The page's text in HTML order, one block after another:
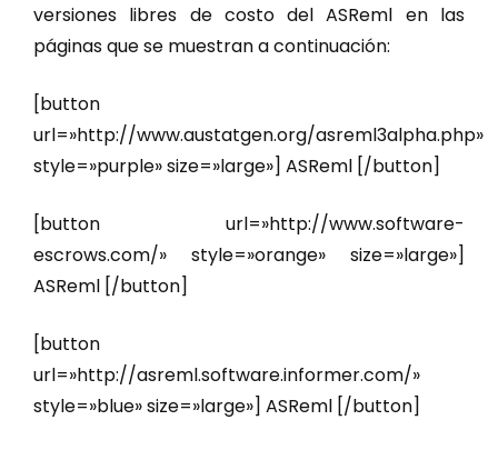
versiones libres de costo del ASReml en las
páginas que se muestran a continuación:
[button
url=»http://www.austatgen.org/asreml3alpha.php»
style=»purple» size=»large»] ASReml [/button]
[button url=»http://www.software-
escrows.com/» style=»orange» size=»large»]
ASReml [/button]
[button
url=»http://asreml.software.informer.com/»
style=»blue» size=»large»] ASReml [/button]